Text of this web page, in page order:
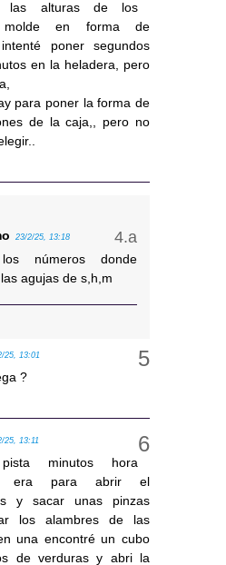
las alturas de los
molde en forma de
poner segundos
en la heladera, pero
para poner la forma de
de la caja,, pero no
23/2/25, 13:18
números donde
agujas de s,h,m
25, 13:01
?
25, 13:11
minutos hora
era para abrir el
y sacar unas pinzas
los alambres de las
una encontré un cubo
de verduras y abri la